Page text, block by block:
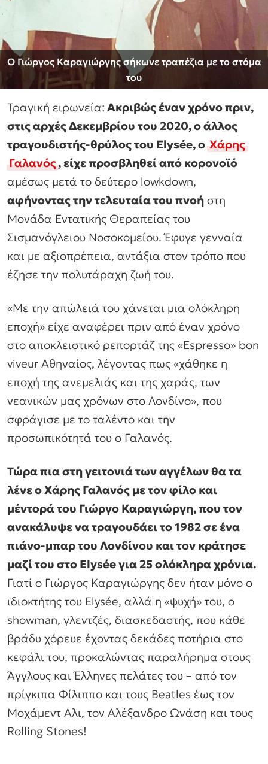
Ο Γιώργος Καραγιώργης σήκωνε τραπέζια με το στόμα
του
Τραγική ειρωνεία: Ακριβώς έναν χρόνο πριν,
στις αρχές Δεκεμβρίου του 2020, ο άλλος
τραγουδιστής-θρύλος του Elysée, οΧάρης
Γαλανός, είχε προσβληθεί από κορονοϊό
αμέσως μετά το δεύτερο lowkdown,
αφήνοντας την τελευταία του πνοή στη
Μονάδα Εντατικής Θεραπείας του
Σισμανόγλειου Νοσοκομείου. Έφυγε γενναία
και με αξιοπρέπεια, αντάξια στον τρόπο που
έζησε την πολυτάραχη ζωή του.
«Με την απώλειά του χάνεται μια ολόκληρη
εποχή» είχε αναφέρει πριν από έναν χρόνο
στο αποκλειστικό ρεπορτάζ της «Espresso» bon
viveur Αθηναίος, λέγοντας πως «χάθηκε η
εποχή της ανεμελιάς και της χαράς, των
νεανικών μας χρόνων στο Λονδίνο», που
σφράγισε με το ταλέντο και την
προσωπικότητά του ο Γαλανός.
Τώρα πια στη γειτονιά των αγγέλων θα τα
λένε ο Χάρης Γαλανός με τον φίλο και
μέντορά του Γιώργο Καραγιώργη, που τον
ανακάλυψε να τραγουδάει το 1982 σε ένα
πιάνο-μπαρ του Λονδίνου και τον κράτησε
μαζί του στο Elysée για 25 ολόκληρα χρόνια.
Γιατί ο Γιώργος Καραγιώργης δεν ήταν μόνο ο
ιδιοκτήτης του Elysée, αλλά η «ψυχή» του, ο
showman, γλεντζές, διασκεδαστής, που κάθε
βράδυ χόρευε έχοντας δεκάδες ποτήρια στο
κεφάλι του, προκαλώντας παραλήρημα στους
Άγγλους και Έλληνες πελάτες του – από τον
πρίγκιπα Φίλιππο και τους Beatles έως τον
Μοχάμεντ Αλι, τον Αλέξανδρο Ωνάση και τους
Rolling Stones!